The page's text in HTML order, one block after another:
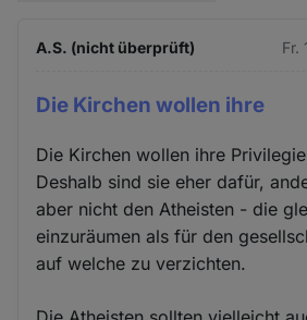
A.S. (nicht überprüft) Fr.
Die Kirchen wollen ihre
Die Kirchen wollen ihre
Deshalb sind sie eher dafür,
aber nicht den Atheisten - die
einzuräumen als für den
auf welche zu verzichten.